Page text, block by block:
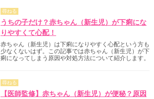
尋ねる
うちの子だけ？赤ちゃん（新生児）が下痢にな
りやすくて心配！
赤ちゃん（新生児）は下痢になりやすく心配という方も
少なくないはず。この記事では赤ちゃん（新生児）が下
痢になってしまう原因や対処方法について紹介します。
尋ねる
【医師監修】赤ちゃん（新生児）が便秘？原因